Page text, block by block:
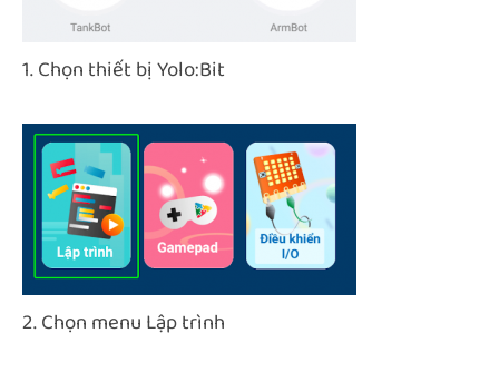
1. Chọn thiết bị Yolo:Bit
2. Chọn menu Lập trình